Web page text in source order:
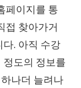
페이지를 통
접 찾아가거
. 아직 수강
도의 정보를
나더 늘려나